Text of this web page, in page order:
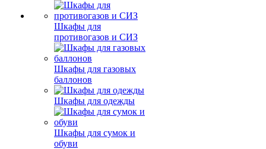
Шкафы для
противогазов и СИЗ
Шкафы для газовых
баллонов
Шкафы для одежды
Шкафы для сумок и
обуви